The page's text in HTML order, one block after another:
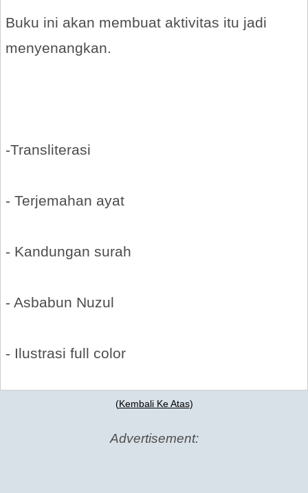
Buku ini akan membuat aktivitas itu jadi
menyenangkan.
-Transliterasi
- Terjemahan ayat
- Kandungan surah
- Asbabun Nuzul
- Ilustrasi full color
(Kembali Ke Atas)
Advertisement: